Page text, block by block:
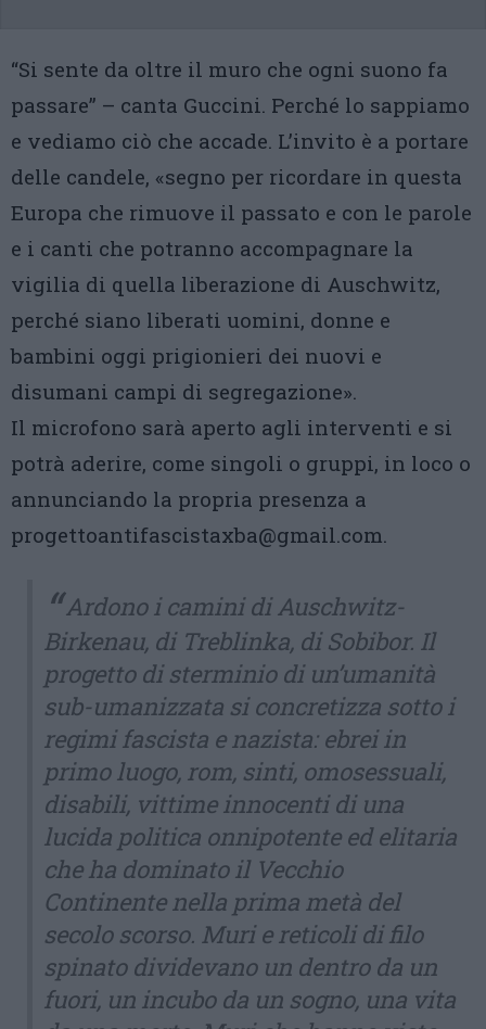
“Si sente da oltre il muro che ogni suono fa
passare” – canta Guccini. Perché lo sappiamo
e vediamo ciò che accade. L’invito è a portare
delle candele, «segno per ricordare in questa
Europa che rimuove il passato e con le parole
e i canti che potranno accompagnare la
vigilia di quella liberazione di Auschwitz,
perché siano liberati uomini, donne e
bambini oggi prigionieri dei nuovi e
disumani campi di segregazione».
Il microfono sarà aperto agli interventi e si
potrà aderire, come singoli o gruppi, in loco o
annunciando la propria presenza a
progettoantifascistaxba@gmail.com.
Ardono i camini di Auschwitz-
Birkenau, di Treblinka, di Sobibor. Il
progetto di sterminio di un’umanità
sub-umanizzata si concretizza sotto i
regimi fascista e nazista: ebrei in
primo luogo, rom, sinti, omosessuali,
disabili, vittime innocenti di una
lucida politica onnipotente ed elitaria
che ha dominato il Vecchio
Continente nella prima metà del
secolo scorso. Muri e reticoli di filo
spinato dividevano un dentro da un
fuori, un incubo da un sogno, una vita